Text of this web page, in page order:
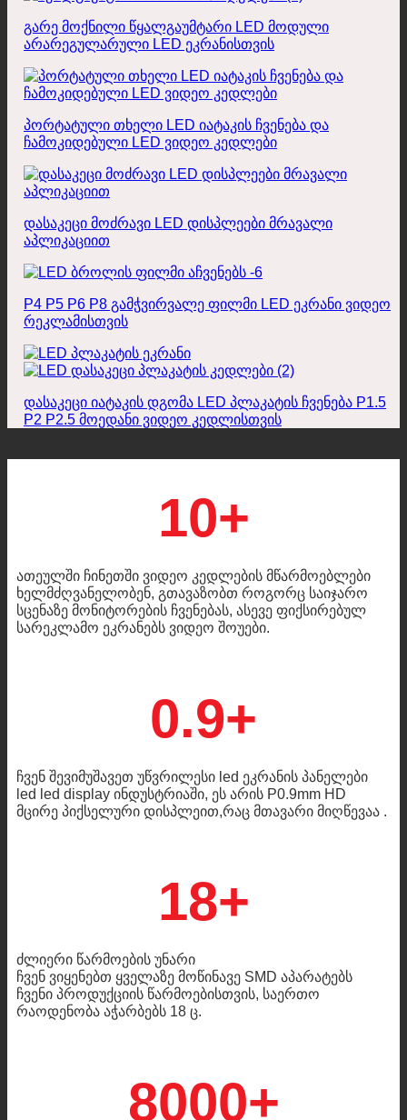
გარე მოქნილი წყალგაუმტარი LED მოდული
არარეგულარული LED ეკრანისთვის
პორტატული თხელი LED იატაკის ჩვენება და
ჩამოკიდებული LED ვიდეო კედლები
დასაკეცი მოძრავი LED დისპლეები მრავალი
აპლიკაციით
P4 P5 P6 P8 გამჭვირვალე ფილმი LED ეკრანი ვიდეო
რეკლამისთვის
დასაკეცი იატაკის დგომა LED პლაკატის ჩვენება P1.5
P2 P2.5 მოედანი ვიდეო კედლისთვის
10+
ათეულში ჩინეთში ვიდეო კედლების მწარმოებლები
ხელმძღვანელობენ, გთავაზობთ როგორც საიჯარო
სცენაზე მონიტორების ჩვენებას, ასევე ფიქსირებულ
სარეკლამო ეკრანებს ვიდეო შოუები.
0.9+
ჩვენ შევიმუშავეთ უწვრილესი led ეკრანის პანელები
led led display ინდუსტრიაში, ეს არის P0.9mm HD
მცირე პიქსელური დისპლეით,რაც მთავარი მიღწევაა .
18+
ძლიერი წარმოების უნარი
ჩვენ ვიყენებთ ყველაზე მოწინავე SMD აპარატებს
ჩვენი პროდუქციის წარმოებისთვის, საერთო
რაოდენობა აჭარბებს 18 ც.
8000+